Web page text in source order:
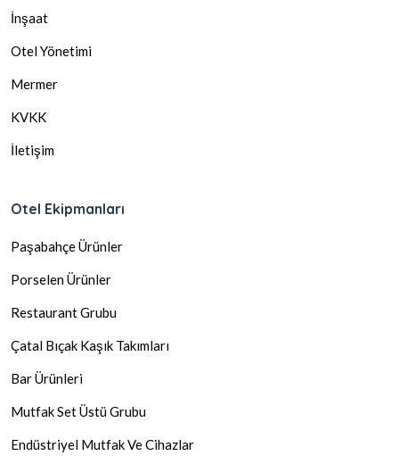
İnşaat
Otel Yönetimi
Mermer
KVKK
İletişim
Otel Ekipmanları
Paşabahçe Ürünler
Porselen Ürünler
Restaurant Grubu
Çatal Bıçak Kaşık Takımları
Bar Ürünleri
Mutfak Set Üstü Grubu
Endüstriyel Mutfak Ve Cihazlar